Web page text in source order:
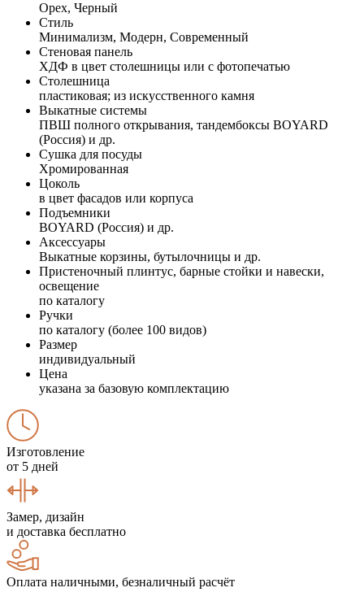
Орех, Черный
Стиль
Минимализм, Модерн, Современный
Стеновая панель
ХДФ в цвет столешницы или с фотопечатью
Столешница
пластиковая; из искусственного камня
Выкатные системы
ПВШ полного открывания, тандембоксы BOYARD
(Россия) и др.
Сушка для посуды
Хромированная
Цоколь
в цвет фасадов или корпуса
Подъемники
BOYARD (Россия) и др.
Аксессуары
Выкатные корзины, бутылочницы и др.
Пристеночный плинтус, барные стойки и навески,
освещение
по каталогу
Ручки
по каталогу (более 100 видов)
Размер
индивидуальный
Цена
указана за базовую комплектацию
Изготовление
от 5 дней
Замер, дизайн
и доставка бесплатно
Оплата наличными, безналичный расчёт